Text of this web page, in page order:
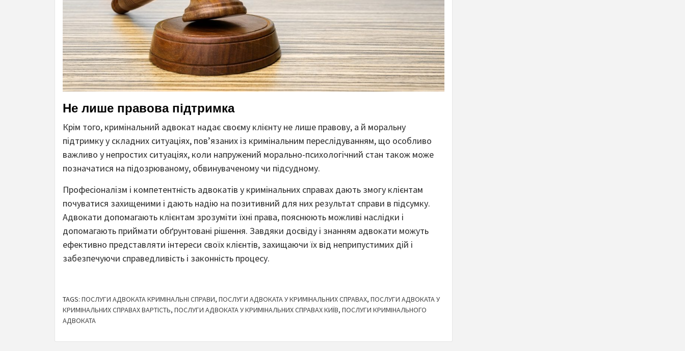
Не лише правова підтримка
Крім того, кримінальний адвокат надає своєму клієнту не лише правову, а й моральну
підтримку у складних ситуаціях, пов’язаних із кримінальним переслідуванням, що особливо
важливо у непростих ситуаціях, коли напружений морально-психологічний стан також може
позначатися на підозрюваному, обвинуваченому чи підсудному.
Професіоналізм і компетентність адвокатів у кримінальних справах дають змогу клієнтам
почуватися захищеними і дають надію на позитивний для них результат справи в підсумку.
Адвокати допомагають клієнтам зрозуміти їхні права, пояснюють можливі наслідки і
допомагають приймати обґрунтовані рішення. Завдяки досвіду і знанням адвокати можуть
ефективно представляти інтереси своїх клієнтів, захищаючи їх від неприпустимих дій і
забезпечуючи справедливість і законність процесу.
TAGS: ПОСЛУГИ АДВОКАТА КРИМІНАЛЬНІ СПРАВИ, ПОСЛУГИ АДВОКАТА У КРИМІНАЛЬНИХ СПРАВАХ, ПОСЛУГИ АДВОКАТА У
КРИМІНАЛЬНИХ СПРАВАХ ВАРТІСТЬ, ПОСЛУГИ АДВОКАТА У КРИМІНАЛЬНИХ СПРАВАХ КИЇВ, ПОСЛУГИ КРИМІНАЛЬНОГО
АДВОКАТА